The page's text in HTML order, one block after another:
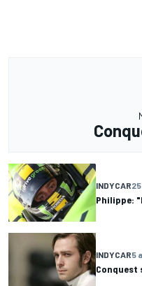
INDYCAR
Philippe:
INDYCAR5
Conquest